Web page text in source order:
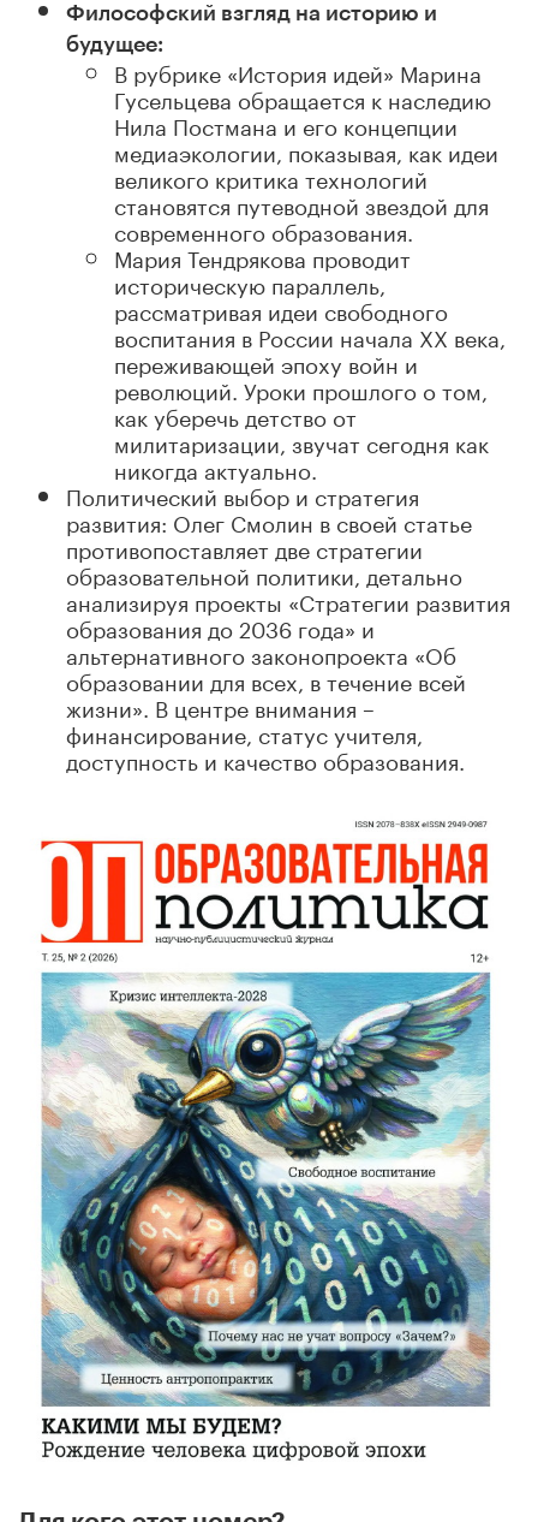
Философский взгляд на историю и
будущее:
В рубрике «История идей» Марина
Гусельцева обращается к наследию
Нила Постмана и его концепции
медиаэкологии , показывая, как идеи
великого критика технологий
становятся путеводной звездой для
современного образования.
Мария Тендрякова проводит
историческую параллель,
рассматривая идеи свободного
воспитания в России начала XX века,
переживающей эпоху войн и
революций. Уроки прошлого о том,
как уберечь детство от
милитаризации, звучат сегодня как
никогда актуально.
Политический выбор и стратегия
развития: Олег Смолин в своей статье
противопоставляет две стратегии
образовательной политики, детально
анализируя проекты «Стратегии развития
образования до 2036 года» и
альтернативного законопроекта «Об
образовании для всех, в течение всей
жизни». В центре внимания –
финансирование, статус учителя,
доступность и качество образования.